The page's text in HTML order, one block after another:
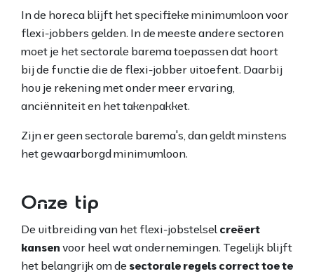
In de horeca blijft het specifieke minimumloon voor
flexi-jobbers gelden. In de meeste andere sectoren
moet je het sectorale barema toepassen dat hoort
bij de functie die de flexi-jobber uitoefent. Daarbij
hou je rekening met onder meer ervaring,
anciënniteit en het takenpakket.
Zijn er geen sectorale barema's, dan geldt minstens
het gewaarborgd minimumloon.
Onze tip
De uitbreiding van het flexi-jobstelsel creëert
kansen voor heel wat ondernemingen. Tegelijk blijft
het belangrijk om de sectorale regels correct toe te